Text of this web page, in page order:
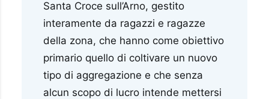
Santa Croce sull’Arno, gestito
interamente da ragazzi e ragazze
della zona, che hanno come obiettivo
primario quello di coltivare un nuovo
tipo di aggregazione e che senza
alcun scopo di lucro intende mettersi